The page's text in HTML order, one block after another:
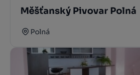
Měšťanský Pivovar Polná
Polná